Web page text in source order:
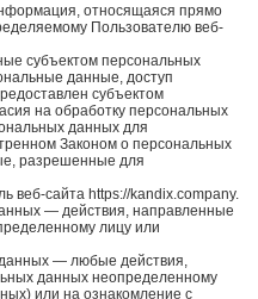
относящаяся прямо
Пользователю веб-
субъектом персональных
данные, доступ
субъектом
на обработку персональных
данных для
Законом о персональных
разрешенные для
веб-сайта https://kandix.company.
— действия, направленные
лицу или
— любые действия,
данных неопределенному
или на ознакомление с